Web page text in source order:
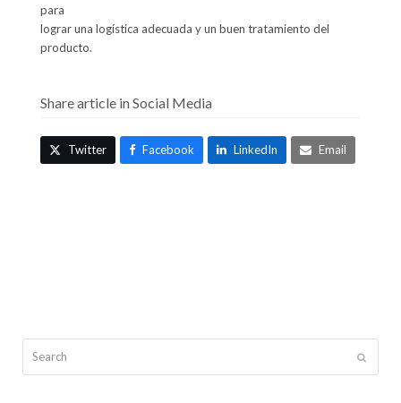
para
lograr una logística adecuada y un buen tratamiento del
producto.
Share article in Social Media
Twitter Facebook LinkedIn Email